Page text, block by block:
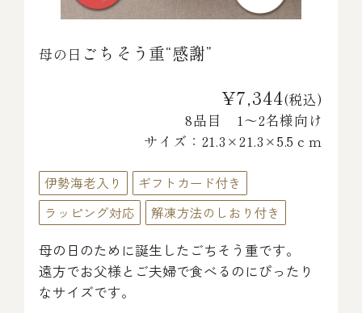
母の日 ごちそう重“感謝”
¥7,344(税込)
8品目 1～2名様向け
サイズ：21.3×21.3×5.5ｃｍ
伊勢海老入り
ギフトカード付き
ラッピング対応
解凍方法のしおり付き
母の日のために誕生したごちそう重です。
遠方でお父様とご夫婦で食べるのにぴったり
なサイズです。